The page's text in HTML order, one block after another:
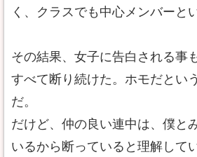
く、クラスでも中心メンバーと
その結果、女子に告白される事
すべて断り続けた。ホモだとい
だ。
だけど、仲の良い連中は、僕と
いるから断っていると理解して